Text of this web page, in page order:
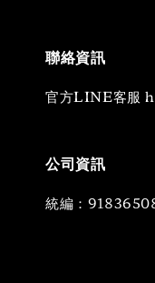
聯絡資訊
官方LINE客服
公司資訊
統編：